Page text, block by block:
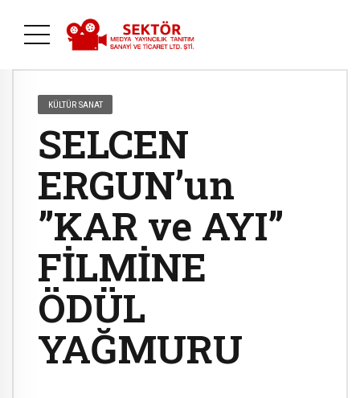
KÜLTÜR SANAT
SELCEN
ERGUN’un
”KAR ve AYI”
FİLMİNE
ÖDÜL
YAĞMURU